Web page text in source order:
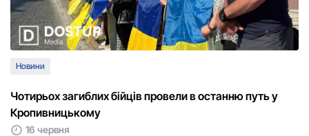
Новини
Чотирьох загиблих бійців провели в останню путь у
Кропивницькому
16 червня